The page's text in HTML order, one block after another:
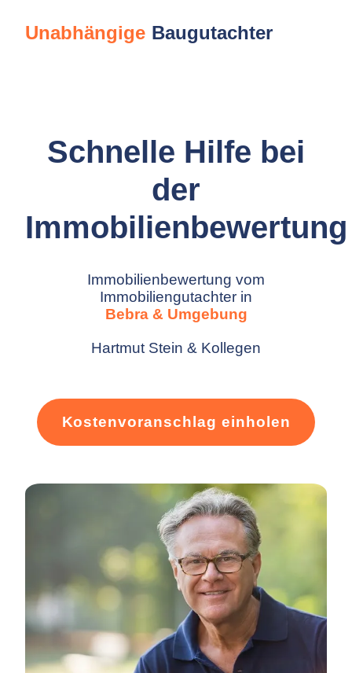
Unabhängige Baugutachter
Schnelle Hilfe bei
der
Immobilienbewertung
Immobilienbewertung vom
Immobiliengutachter in
Bebra & Umgebung
Hartmut Stein & Kollegen
Kostenvoranschlag einholen